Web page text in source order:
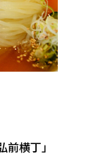
横丁」